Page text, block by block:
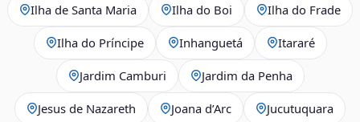
Ilha de Santa Maria Ilha do Boi Ilha do Frade
Ilha do Príncipe Inhanguetá Itararé
Jardim Camburi Jardim da Penha
Jesus de Nazareth Joana d’Arc Jucutuquara